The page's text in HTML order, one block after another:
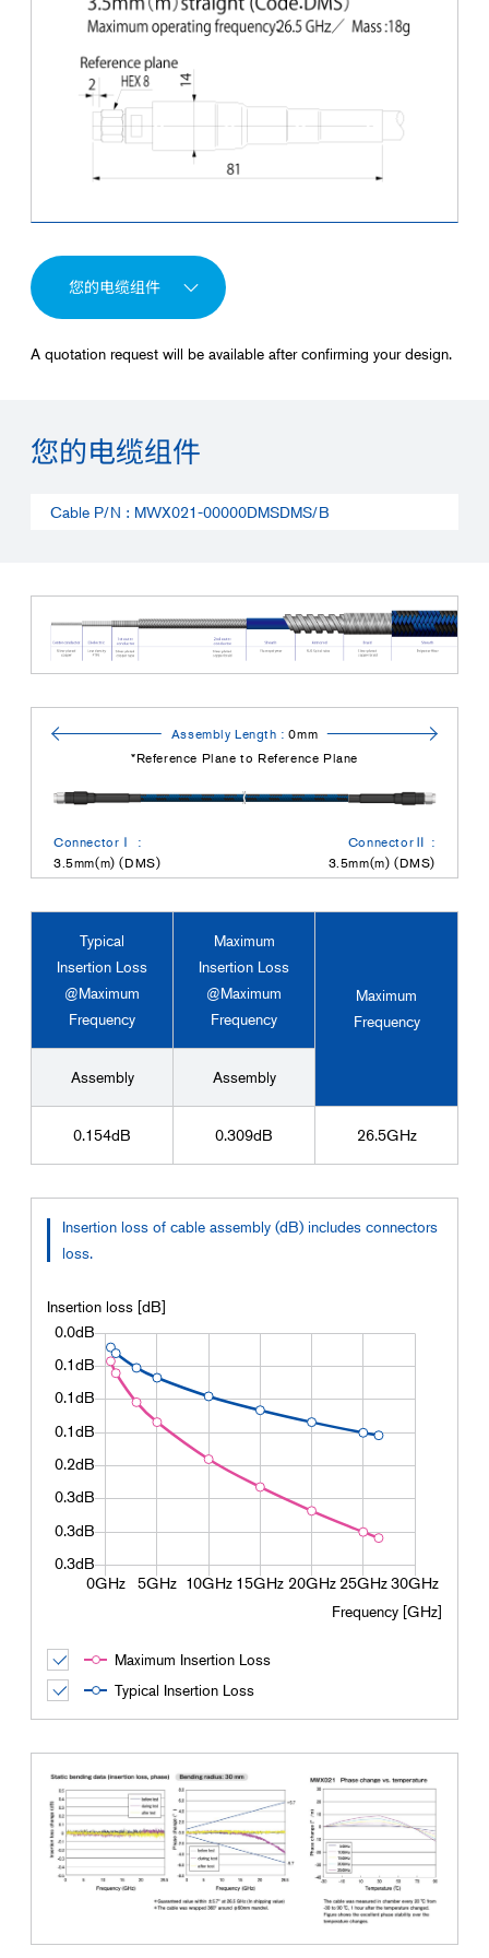
您的电缆组件
A quotation request will be available after confirming your design.
您的电缆组件
Cable P/N : MWX021-00000DMSDMS/B
ConnectorⅠ :
3.5mm(m) (DMS)
ConnectorⅡ :
3.5mm(m) (DMS)
Assembly Length : 0mm
*Reference Plane to Reference Plane
Typical
Insertion Loss
@Maximum
Frequency
Maximum
Insertion Loss
@Maximum
Frequency
Maximum
Frequency
Assembly Assembly
0.154dB 0.309dB 26.5GHz
Insertion loss of cable assembly (dB) includes connectors
loss.
Frequency [GHz]
Insertion loss [dB]
Maximum Insertion Loss
Typical Insertion Loss